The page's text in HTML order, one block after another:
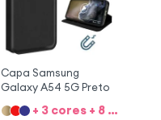
Capa Samsung
Galaxy A54 5G Preto
+ 3 cores + 8 Opções